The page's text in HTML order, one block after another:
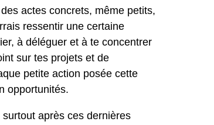
actes concrets, même petits,
ressentir une certaine
à déléguer et à te concentrer
sur tes projets et de
petite action posée cette
opportunités.
après ces dernières